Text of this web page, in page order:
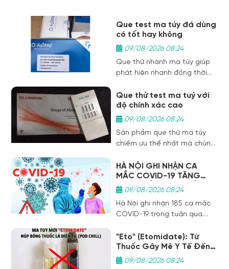
Que test ma túy đá dùng
có tốt hay không
09/08/2026 08:24
Que thử nhanh ma túy giúp
phát hiện nhanh đồng thời
tiểu, gồm: nhóm Opiate
(thuốc phiện, heroin, morphin,
codein), Metamphetamine
hạn lần lượt là 300ng/ml,
1000ng/ml, 50ng/ml
Que thử test ma tuý với
độ chính xác cao
09/08/2026 08:24
Sản phẩm que thử ma túy
chiếm ưu thế nhất mà chúng
phẩm kiểm tra nước tiểu,
bao gồm cốc lấy nước tiểu,
cốc phát hiện sử dụng ma
nhúng, que thử pha trộn và
rất nhiều loại vật tư
​HÀ NỘI GHI NHẬN CA
MẮC COVID-19 TĂNG
CAO: GIẢI PHÁP CHỦ
ĐỘNG BẢO VỆ SỨC KHỎE
GIA ĐÌNH
09/08/2026 08:24
Hà Nội ghi nhận 185 ca mắc
COVID-19 trong tuần qua.
soát nhanh với Khay thử xét
nghiệm định tính OnSite
COVID-19 Ag Rapid Test
"Eto" (Etomidate): Từ
Thuốc Gây Mê Y Tế Đến
Cạm Bẫy Ma Túy Thế Hệ
Mới
09/08/2026 08:24